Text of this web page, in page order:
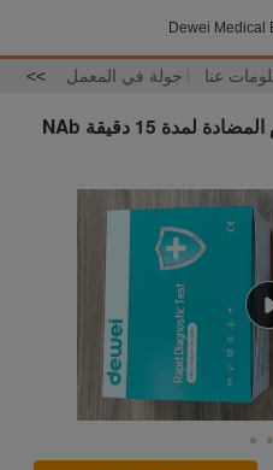
Dewei Medical
عنا جولة في المعمل >>
طقم كاسيت اختبار تحييد الأجسام المضادة لمدة 15 دقيقة NAb